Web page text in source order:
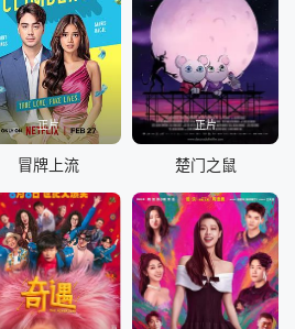
正片
冒牌上流
正片
楚门之鼠